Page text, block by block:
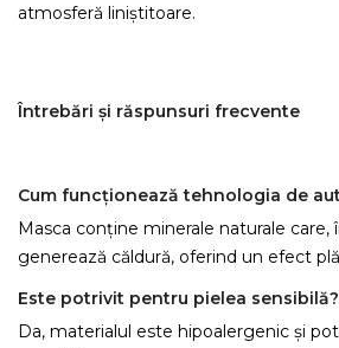
atmosferă liniştitoare.
Întrebări și răspunsuri frecvente
Cum funcționează tehnologia de
Masca conține minerale naturale care,
generează căldură, oferind un efect
Este potrivit pentru pielea sensibilă?
Da, materialul este hipoalergenic și